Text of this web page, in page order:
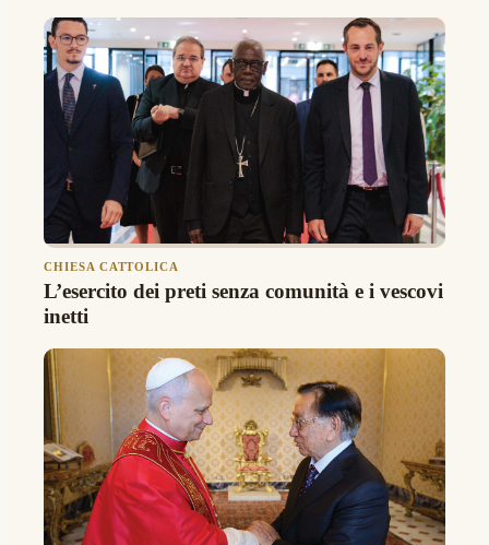
CHIESA CATTOLICA
L’esercito dei preti senza comunità e i vescovi
inetti